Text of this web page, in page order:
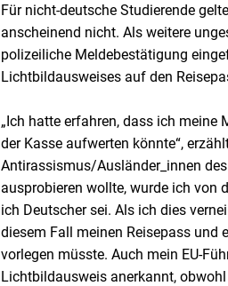
Für nicht-deutsche Studierende
anscheinend nicht. Als weitere
polizeiliche Meldebestätigung
Lichtbildausweises auf den
„Ich hatte erfahren, dass ich meine
der Kasse aufwerten könnte“,
Antirassismus/Ausländer_innen
ausprobieren wollte, wurde ich von
ich Deutscher sei. Als ich dies
diesem Fall meinen Reisepass und
vorlegen müsste. Auch mein EU-
Lichtbildausweis anerkannt,